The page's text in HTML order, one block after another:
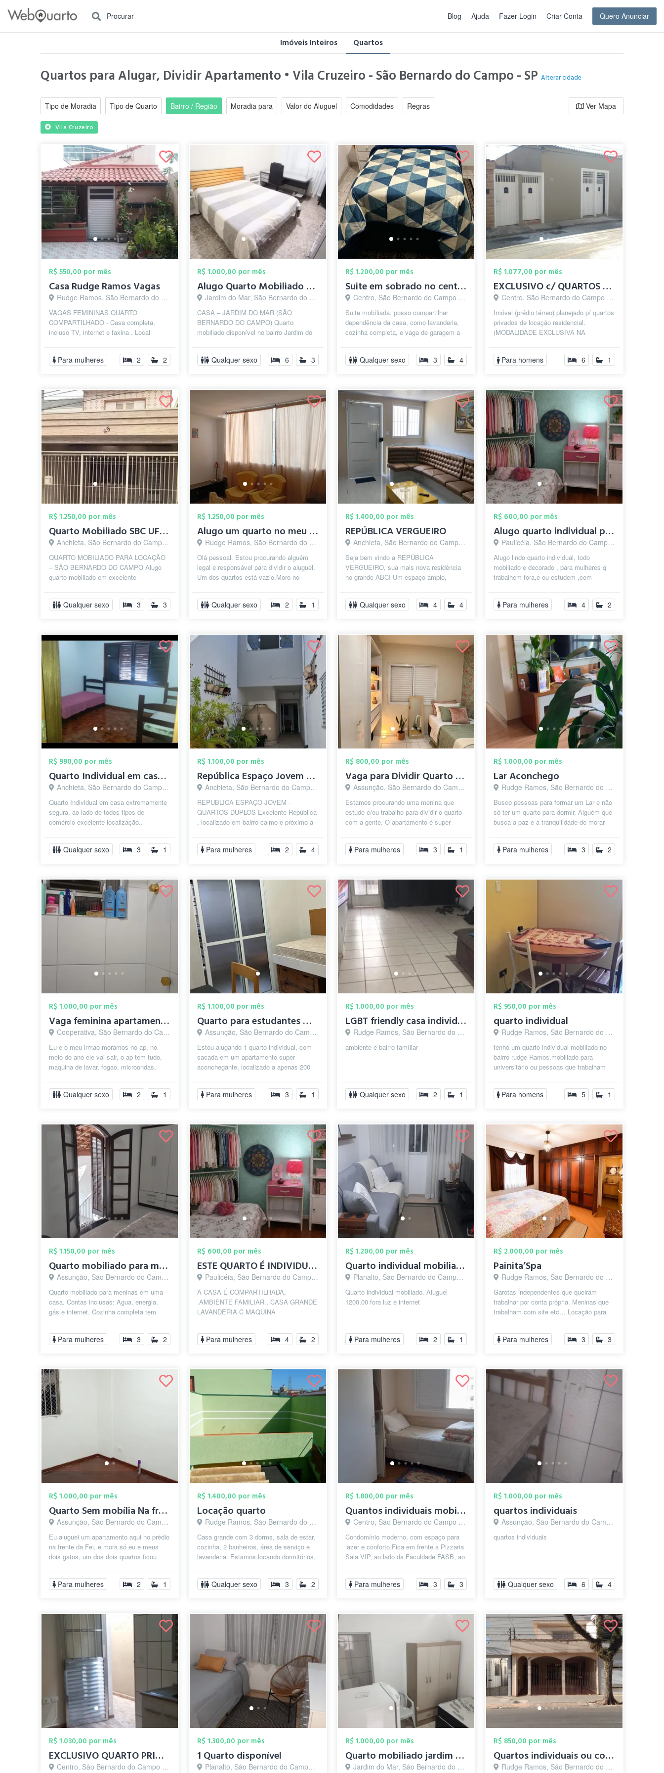
Procurar Blog Ajuda Fazer Login Criar Conta Quero Anunciar
Imóveis Inteiros Quartos
Quartos para Alugar, Dividir Apartamento • Vila Cruzeiro - São Bernardo do Campo - SPAlterar cidade
Tipo de Moradia Tipo de Quarto Bairro / Região Moradia para Valor do Aluguel Comodidades Regras Ver Mapa
Vila Cruzeiro
R$ 550,00 por mês
Casa Rudge Ramos Vagas
Rudge Ramos, São Bernardo do Campo - SP
VAGAS FEMININAS QUARTO
COMPARTILHADO - Casa completa,
incluso TV, internet e faxina . Local
Mauá, Anhanguera ...
Para mulheres 2 2
R$ 1.000,00 por mês
Alugo Quarto Mobiliado São Bernardo J. d...
Jardim do Mar, São Bernardo do Campo - SP
CASA – JARDIM DO MAR (SÃO
BERNARDO DO CAMPO) Quarto
mobiliado disponível no bairro Jardim do
com fácil acesso às...
Qualquer sexo 6 3
R$ 1.200,00 por mês
Suite em sobrado no centro de Sao Bernar...
Centro, São Bernardo do Campo - SP
Suite mobíliada, posso compartilhar
dependência da casa, como lavanderia,
cozinha completa, e vaga de garagem a
Qualquer sexo 3 4
R$ 1.077,00 por mês
EXCLUSIVO c/ QUARTOS PRIVATIVOS p/ HOMEN...
Centro, São Bernardo do Campo - SP
Imóvel (prédio térreo) planejado p/ quartos
privados de locação residencial.
(MODALIDADE EXCLUSIVA NA
quartos com...
Para homens 6 1
R$ 1.250,00 por mês
Quarto Mobiliado SBC UFABC Federal J Cop...
Anchieta, São Bernardo do Campo - SP
QUARTO MOBILIADO PARA LOCAÇÃO
– SÃO BERNARDO DO CAMPO Alugo
quarto mobiliado em excelente
metros da Universidade Fe...
Qualquer sexo 3 3
R$ 1.250,00 por mês
Alugo um quarto no meu Apt
Rudge Ramos, São Bernardo do Campo - SP
Olá pessoal. Estou procurando alguém
legal e responsável para dividir o aluguel.
Um dos quartos está vazio,Moro no
Qualquer sexo 2 1
R$ 1.400,00 por mês
REPÚBLICA VERGUEIRO
Anchieta, São Bernardo do Campo - SP
Seja bem vindo a REPÚBLICA
VERGUEIRO, sua mais nova residência
no grande ABC! Um espaço amplo,
melhores condições de ...
Qualquer sexo 4 4
R$ 600,00 por mês
Alugo quarto individual para mulheres
Paulicéia, São Bernardo do Campo - SP
Alugo lindo quarto individual, todo
mobiliado e decorado , para mulheres q
trabalhem fora,e ou estudem ,com
gela...
Para mulheres 4 2
R$ 990,00 por mês
Quarto Individual em casa Completa e ext...
Anchieta, São Bernardo do Campo - SP
Quarto Individual em casa extremamente
segura, ao lado de todos tipos de
comércio excelente localização..
Bernardo do ...
Qualquer sexo 3 1
R$ 1.100,00 por mês
República Espaço Jovem - FEMININA
Anchieta, São Bernardo do Campo - SP
REPUBLICA ESPAÇO JOVEM -
QUARTOS DUPLOS Excelente República
, localizado em bairro calmo e próximo a
Bernard...
Para mulheres 2 4
R$ 800,00 por mês
Vaga para Dividir Quarto (Feminino)
Assunção, São Bernardo do Campo - SP
Estamos procurando uma menina que
estude e/ou trabalhe para dividir o quarto
com a gente. O apartamento é super
Para mulheres 3 1
R$ 1.000,00 por mês
Lar Aconchego
Rudge Ramos, São Bernardo do Campo - SP
Busco pessoas para formar um Lar e não
só ter um quarto para dormir. Alguém que
busca a paz e a tranquilidade de morar
Para mulheres 3 2
R$ 1.000,00 por mês
Vaga feminina apartamento
Cooperativa, São Bernardo do Campo - SP
Eu e o meu irmao moramos no ap, no
meio do ano ele vai sair, o ap tem tudo,
maquina de lavar, fogao, microondas,
Qualquer sexo 2 1
R$ 1.100,00 por mês
Quarto para estudantes mulheres
Assunção, São Bernardo do Campo - SP
Estou alugando 1 quarto individual, com
sacada em um apartamento super
aconchegante, localizado a apenas 200
t...
Para mulheres 3 1
R$ 1.000,00 por mês
LGBT friendly casa individual próximo a ...
Rudge Ramos, São Bernardo do Campo - SP
ambiente e bairro famíliar
Qualquer sexo 2 1
R$ 950,00 por mês
quarto individual
Rudge Ramos, São Bernardo do Campo - SP
tenho um quarto individual mobiliado no
bairro rudge Ramos,mobiliado para
universitário ou pessoas que trabalham
Para homens 5 1
R$ 1.150,00 por mês
Quarto mobiliado para meninas com contas...
Assunção, São Bernardo do Campo - SP
Quarto mobiliado para meninas em uma
casa. Contas inclusas: Agua, energia,
gás e internet. Cozinha completa tem
Para mulheres 3 2
R$ 600,00 por mês
ESTE QUARTO É INDIVIDUAL P MOÇAS
Paulicéia, São Bernardo do Campo - SP
A CASA É COMPARTILHADA,
.AMBIENTE FAMILIAR., CASA GRANDE
LAVANDERIA C MAQUINA
c maquina de lavar...tem ...
Para mulheres 4 2
R$ 1.200,00 por mês
Quarto individual mobiliado
Planalto, São Bernardo do Campo - SP
Quarto individual mobiliado. Aluguel
1200,00 fora luz e internet
Para mulheres 2 1
R$ 2.000,00 por mês
Painita’Spa
Rudge Ramos, São Bernardo do Campo - SP
Garotas independentes que queiram
trabalhar por conta própria. Meninas que
trabalham com site etc… Locação para
Para mulheres 3 3
R$ 1.000,00 por mês
Quarto Sem mobília Na frente da Fei
Assunção, São Bernardo do Campo - SP
Eu aluguei um apartamento aqui no prédio
na frente da Fei, e mora só eu e meus
dois gatos, um dos dois quartos ficou
Para mulheres 2 1
R$ 1.400,00 por mês
Locação quarto
Rudge Ramos, São Bernardo do Campo - SP
Casa grande com 3 dorms, sala de estar,
cozinha, 2 banheiros, área de serviço e
lavanderia. Estamos locando dormitórios.
Qualquer sexo 3 2
R$ 1.800,00 por mês
Quantos individuais mobiliados
Centro, São Bernardo do Campo - SP
Condomínio moderno, com espaço para
lazer e conforto.Fica em frente a Pizzaria
Sala VIP, ao lado da Faculdade FASB, ao
Para mulheres 3 3
R$ 1.000,00 por mês
quartos individuais
Assunção, São Bernardo do Campo - SP
quartos individuais
Qualquer sexo 6 4
R$ 1.030,00 por mês
EXCLUSIVO QUARTO PRIVATIVO P/ HOMENS - C...
Centro, São Bernardo do Campo - SP
R$ 1.300,00 por mês
1 Quarto disponível
Planalto, São Bernardo do Campo - SP
R$ 1.000,00 por mês
Quarto mobiliado jardim do mar - SBC
Jardim do Mar, São Bernardo do Campo - SP
R$ 850,00 por mês
Quartos individuais ou compartilhado par...
Rudge Ramos, São Bernardo do Campo - SP